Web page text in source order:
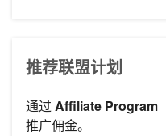
推荐联盟计划
通过 Affiliate Program
推广佣金。